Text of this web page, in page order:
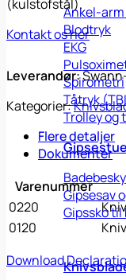
Ankel-
Blodtryk
EKG
Spirometri
Tåtryk
Trolley og
Gipsesav
Gipssko til
(kulstofstål).
Kontakt os her
Leverandør:
Kategorier:
Flere detaljer
Dokumenter
Varenummer
0220
0120
Download